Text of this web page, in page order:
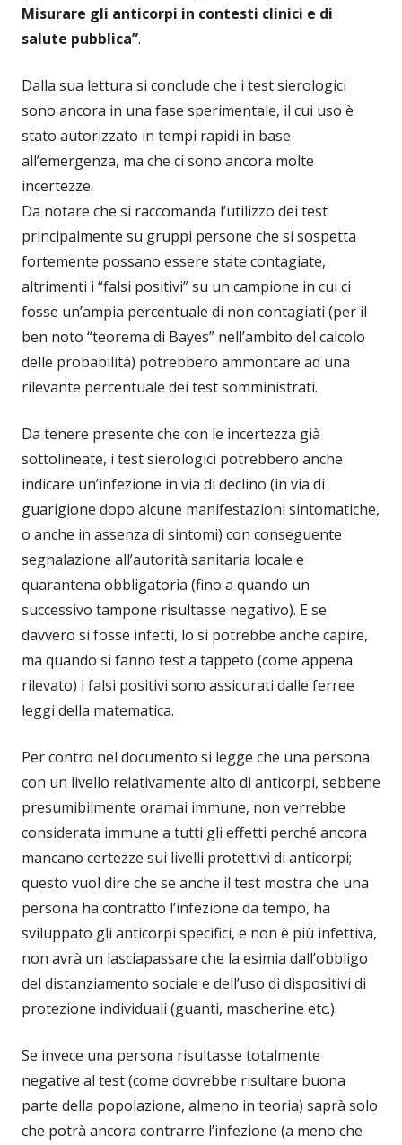
Misurare gli anticorpi in contesti clinici e di
salute pubblica”.
Dalla sua lettura si conclude che i test sierologici
sono ancora in una fase sperimentale, il cui uso è
stato autorizzato in tempi rapidi in base
all’emergenza, ma che ci sono ancora molte
incertezze.
Da notare che si raccomanda l’utilizzo dei test
principalmente su gruppi persone che si sospetta
fortemente possano essere state contagiate,
altrimenti i “falsi positivi” su un campione in cui ci
fosse un’ampia percentuale di non contagiati (per il
ben noto “teorema di Bayes” nell’ambito del calcolo
delle probabilità) potrebbero ammontare ad una
rilevante percentuale dei test somministrati.
Da tenere presente che con le incertezza già
sottolineate, i test sierologici potrebbero anche
indicare un’infezione in via di declino (in via di
guarigione dopo alcune manifestazioni sintomatiche,
o anche in assenza di sintomi) con conseguente
segnalazione all’autorità sanitaria locale e
quarantena obbligatoria (fino a quando un
successivo tampone risultasse negativo). E se
davvero si fosse infetti, lo si potrebbe anche capire,
ma quando si fanno test a tappeto (come appena
rilevato) i falsi positivi sono assicurati dalle ferree
leggi della matematica.
Per contro nel documento si legge che una persona
con un livello relativamente alto di anticorpi, sebbene
presumibilmente oramai immune, non verrebbe
considerata immune a tutti gli effetti perché ancora
mancano certezze sui livelli protettivi di anticorpi;
questo vuol dire che se anche il test mostra che una
persona ha contratto l’infezione da tempo, ha
sviluppato gli anticorpi specifici, e non è più infettiva,
non avrà un lasciapassare che la esimia dall’obbligo
del distanziamento sociale e dell’uso di dispositivi di
protezione individuali (guanti, mascherine etc.).
Se invece una persona risultasse totalmente
negative al test (come dovrebbe risultare buona
parte della popolazione, almeno in teoria) saprà solo
che potrà ancora contrarre l’infezione (a meno che